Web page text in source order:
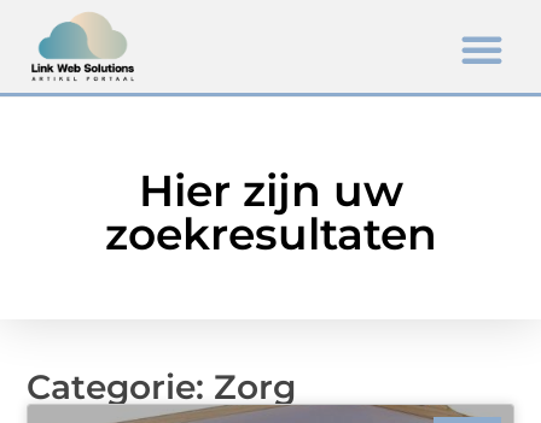
Hier zijn uw
zoekresultaten
Categorie: Zorg